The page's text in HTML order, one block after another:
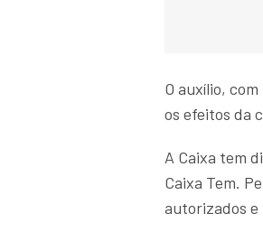
O auxílio,
os efeitos da
A Caixa tem
Caixa Tem.
autorizados e